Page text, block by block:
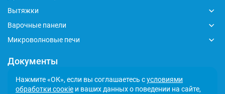
Вытяжки
Варочные панели
Микроволновые печи
Документы
Глобальный кодекс делового поведения
Политика обработки персональных данных
Нажмите «ОК», если вы соглашаетесь сусловиями
обработки соокіе и ваших данных о поведении на сайте,